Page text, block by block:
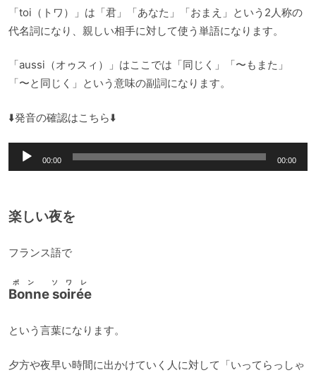
「toi（トワ）」は「君」「あなた」「おまえ」という2人称の
代名詞になり、親しい相手に対して使う単語になります。
「aussi（オゥスィ）」はここでは「同じく」「〜もまた」
「〜と同じく」という意味の副詞になります。
⬇️発音の確認はこちら⬇️
声
レ
ヤ
00:00 00:00
楽しい夜を
フランス語で
Bonne soirée
ボン ソワレ
という言葉になります。
夕方や夜早い時間に出かけていく人に対して「いってらっしゃ